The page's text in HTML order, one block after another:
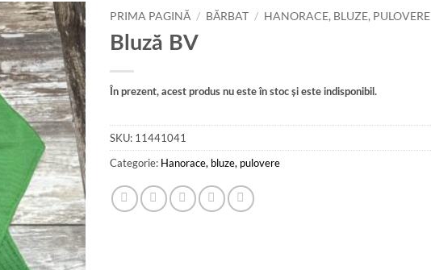
Add to
wishlist
PRIMA PAGINĂ / BĂRBAT / HANORACE, BLUZE, PULOVERE
Bluză BV
În prezent, acest produs nu este în stoc și este indisponibil.
SKU: 11441041
Categorie: Hanorace, bluze, pulovere